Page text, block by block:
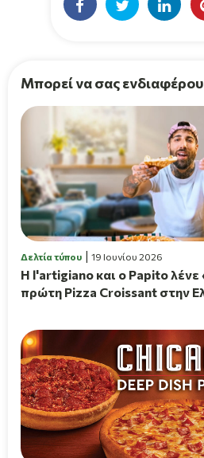
Μπορεί να σας
Δελτία τύπου 19 Ιουνίου 2026
H l'artigiano και ο Papito
πρώτη Pizza Croissant στην